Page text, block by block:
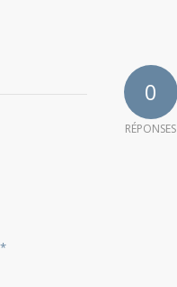
0
RÉPONSES
*